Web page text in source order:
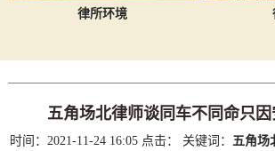
律所环境
五角场北律师谈同车不同命只
时间：2021-11-24 16:05 点击： 关键词： 五角场